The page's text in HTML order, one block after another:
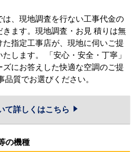
、現地調査を行ない工事代金の
ます。現地調査・お見 積りは無
指定工事店が、現地に伺いご提
します。 「安心・安全・丁寧」
にお答えした快適な空調のご提
質でお選びください。
て詳しくはこちら
の機種